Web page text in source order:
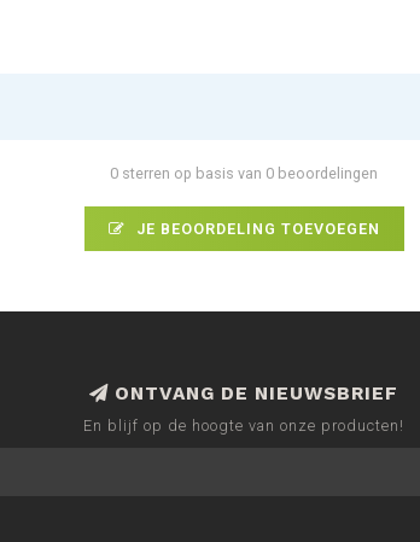
0 sterren op basis van 0 beoordelingen
JE BEOORDELING TOEVOEGEN
ONTVANG DE NIEUWSBRIEF
En blijf op de hoogte van onze producten!